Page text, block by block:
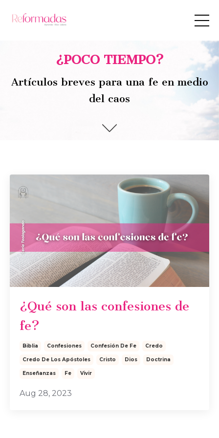
¿POCO TIEMPO?
Artículos breves para una fe en medio
del caos
¿Qué son las confesiones de
fe?
Biblia Confesiones Confesión De Fe Credo
Credo De Los Apóstoles Cristo Dios Doctrina
Enseñanzas Fe Vivir
Aug 28, 2023